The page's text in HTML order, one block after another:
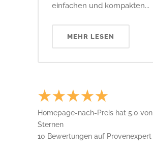
einfachen und kompakten...
MEHR LESEN
Homepage-nach-Preis hat 5.0 von
Sternen
10 Bewertungen auf Provenexpert